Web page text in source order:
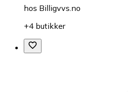
hos Billigvvs.no
+4 butikker